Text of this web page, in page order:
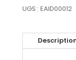
UGS : EAID00012